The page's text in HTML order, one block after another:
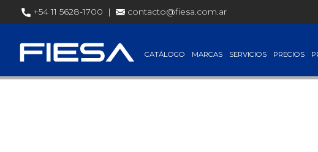
+54 11 5628-1700 | contacto@fiesa.com.ar
CATÁLOGO MARCAS SERVICIOS PRECIOS
Precios de Lista +